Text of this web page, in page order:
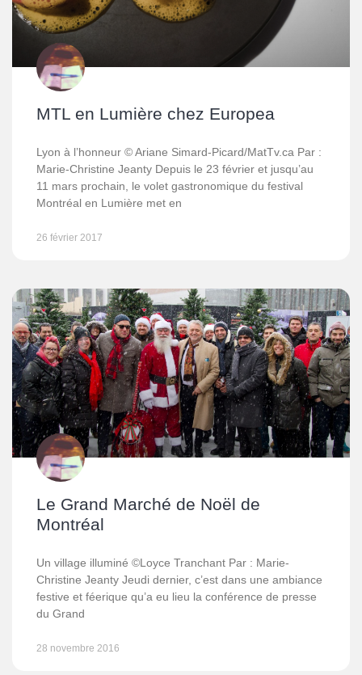
MTL en Lumière chez Europea
Lyon à l’honneur © Ariane Simard-Picard/MatTv.ca Par :
Marie-Christine Jeanty Depuis le 23 février et jusqu’au
11 mars prochain, le volet gastronomique du festival
Montréal en Lumière met en
26 février 2017
Le Grand Marché de Noël de
Montréal
Un village illuminé ©Loyce Tranchant Par : Marie-
Christine Jeanty Jeudi dernier, c’est dans une ambiance
festive et féerique qu’a eu lieu la conférence de presse
du Grand
28 novembre 2016